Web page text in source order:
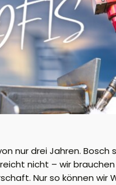
nur drei Jahren.
nicht – wir
Nur so können wir